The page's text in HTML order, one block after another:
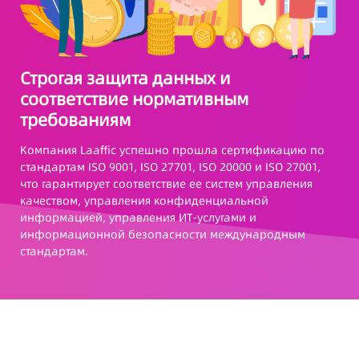
данных и
прошла сертификацию по
27701, ISO 20000 и ISO 27001,
ее систем управления
конфиденциальной
ИТ-услугами и
международным
Оптимизация
клиентов и
связи и рекламы в TK/
компаниям оптимизировать
клиентов и повысить
ключевых рынках, таких как
Латинская Америка, Африка